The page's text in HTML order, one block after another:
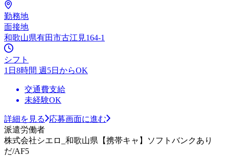
勤務地
面接地
和歌山県有田市古江見164-1
シフト
1日8時間 週5日からOK
交通費支給
未経験OK
詳細を見る
応募画面に進む
派遣労働者
株式会社シエロ_和歌山県【携帯キャ】ソフトバンクあり
だ/AF5